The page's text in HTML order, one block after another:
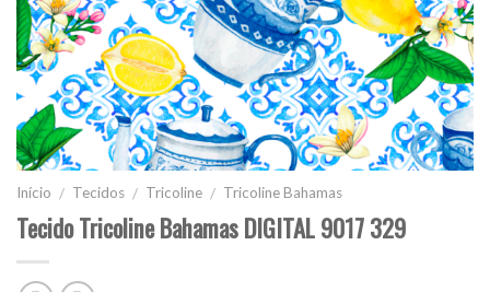
Início / Tecidos / Tricoline / Tricoline Bahamas
Tecido Tricoline Bahamas DIGITAL 9017 329